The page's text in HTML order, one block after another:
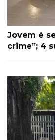
Jovem é
crime”; 4